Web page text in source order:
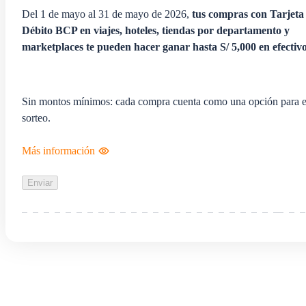
Del 1 de mayo al 31 de mayo de 2026, tus compras con Tarjeta
Débito BCP en viajes, hoteles, tiendas por departamento y
marketplaces te pueden hacer ganar hasta S/ 5,000 en
Sin montos mínimos: cada compra cuenta como una opción para
sorteo.
Más información
Enviar